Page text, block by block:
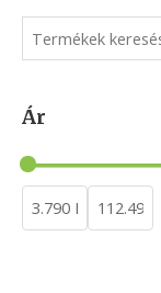
e
r
c
h
Ár